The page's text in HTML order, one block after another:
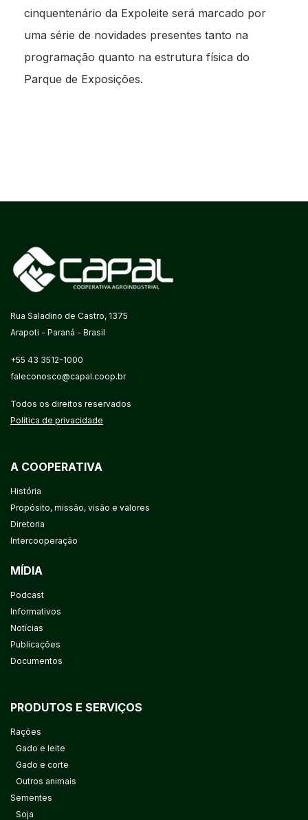
cinquentenário da Expoleite será marcado por
uma série de novidades presentes tanto na
programação quanto na estrutura física do
Parque de Exposições.
Rua Saladino de Castro, 1375
Arapoti - Paraná - Brasil
+55 43 3512-1000
faleconosco@capal.coop.br
Todos os direitos reservados
Política de privacidade
A COOPERATIVA
História
Propósito, missão, visão e valores
Diretoria
Intercooperação
MÍDIA
Podcast
Informativos
Notícias
Publicações
Documentos
PRODUTOS E SERVIÇOS
Rações
Gado e leite
Gado e corte
Outros animais
Sementes
Soja